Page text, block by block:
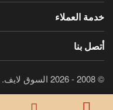
خدمة العملاء
أتصل بنا
© 2008 - 2026 السوق لايف.